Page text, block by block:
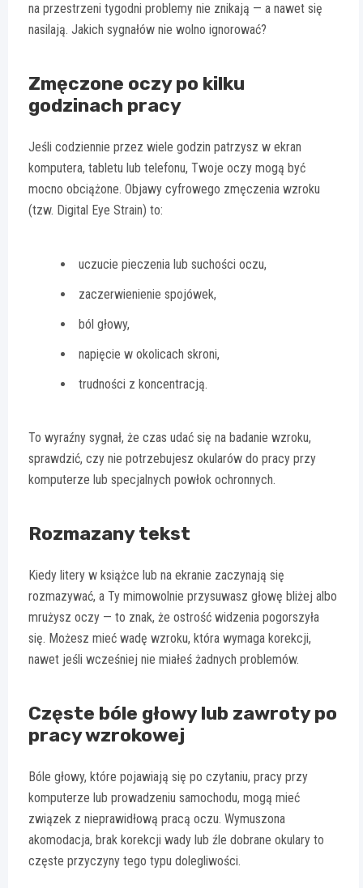
na przestrzeni tygodni problemy nie znikają — a nawet się
nasilają. Jakich sygnałów nie wolno ignorować?
Zmęczone oczy po kilku
godzinach pracy
Jeśli codziennie przez wiele godzin patrzysz w ekran
komputera, tabletu lub telefonu, Twoje oczy mogą być
mocno obciążone. Objawy cyfrowego zmęczenia wzroku
(tzw. Digital Eye Strain) to:
uczucie pieczenia lub suchości oczu,
zaczerwienienie spojówek,
ból głowy,
napięcie w okolicach skroni,
trudności z koncentracją.
To wyraźny sygnał, że czas udać się na badanie wzroku,
sprawdzić, czy nie potrzebujesz okularów do pracy przy
komputerze lub specjalnych powłok ochronnych.
Rozmazany tekst
Kiedy litery w książce lub na ekranie zaczynają się
rozmazywać, a Ty mimowolnie przysuwasz głowę bliżej albo
mrużysz oczy — to znak, że ostrość widzenia pogorszyła
się. Możesz mieć wadę wzroku, która wymaga korekcji,
nawet jeśli wcześniej nie miałeś żadnych problemów.
Częste bóle głowy lub zawroty po
pracy wzrokowej
Bóle głowy, które pojawiają się po czytaniu, pracy przy
komputerze lub prowadzeniu samochodu, mogą mieć
związek z nieprawidłową pracą oczu. Wymuszona
akomodacja, brak korekcji wady lub źle dobrane okulary to
częste przyczyny tego typu dolegliwości.